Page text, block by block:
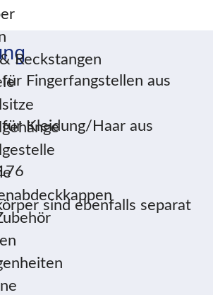
Reckstangen
Fingerfangstellen aus
Kleidung/Haar aus
sind ebenfalls separat